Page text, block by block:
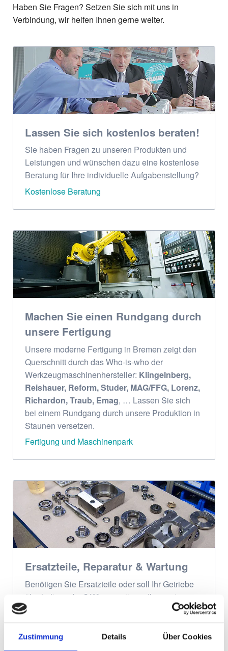
Zustimmung Details Über Cookies
Haben Sie Fragen? Setzen Sie sich mit uns in
Verbindung, wir helfen Ihnen gerne weiter.
Lassen Sie sich kostenlos beraten!
Sie haben Fragen zu unseren Produkten und
Leistungen und wünschen dazu eine kostenlose
Beratung für Ihre individuelle Aufgabenstellung?
Kostenlose Beratung
Machen Sie einen Rundgang durch
unsere Fertigung
Unsere moderne Fertigung in Bremen zeigt den
Querschnitt durch das Who-is-who der
Werkzeugmaschinenhersteller: Klingelnberg,
Reishauer, Reform, Studer, MAG/FFG, Lorenz,
Richardon, Traub, Emag, … Lassen Sie sich
bei einem Rundgang durch unsere Produktion in
Staunen versetzen.
Fertigung und Maschinenpark
Ersatzteile, Reparatur & Wartung
Benötigen Sie Ersatzteile oder soll Ihr Getriebe
überholt werden? Wir garantieren Ihnen eine
uneingeschränkte Ersatzteilversorgung!
Ersatzteile, Reparatur & Wartung